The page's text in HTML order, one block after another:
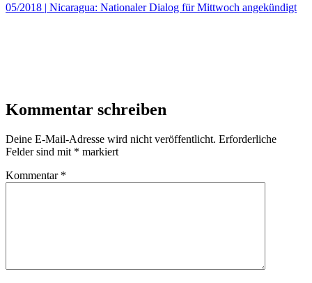
05/2018 | Nicaragua: Nationaler Dialog für Mittwoch angekündigt
Kommentar schreiben
Deine E-Mail-Adresse wird nicht veröffentlicht. Erforderliche
Felder sind mit * markiert
Kommentar *